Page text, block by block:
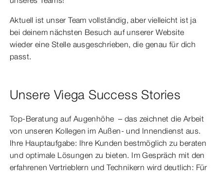
Aktuell ist unser Team vollständig, aber vielleicht ist ja
bei deinem nächsten Besuch auf unserer Website
wieder eine Stelle ausgeschrieben, die genau für dich
passt.
Unsere Viega Success Stories
Top-Beratung auf Augenhöhe – das zeichnet die Arbeit
von unseren Kollegen im Außen- und Innendienst aus.
Ihre Hauptaufgabe: Ihre Kunden bestmöglich zu beraten
und optimale Lösungen zu bieten. Im Gespräch mit den
erfahrenen Vertrieblern und Technikern wird deutlich: Für